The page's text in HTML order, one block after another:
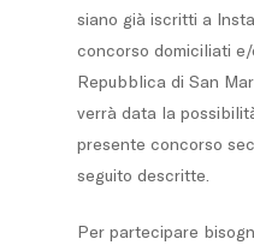
siano già iscritti a
concorso domiciliati
Repubblica di San
verrà data la
presente concorso
seguito descritte.
Per partecipare